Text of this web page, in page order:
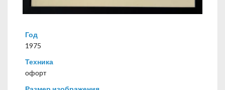
Год
1975
Техника
офорт